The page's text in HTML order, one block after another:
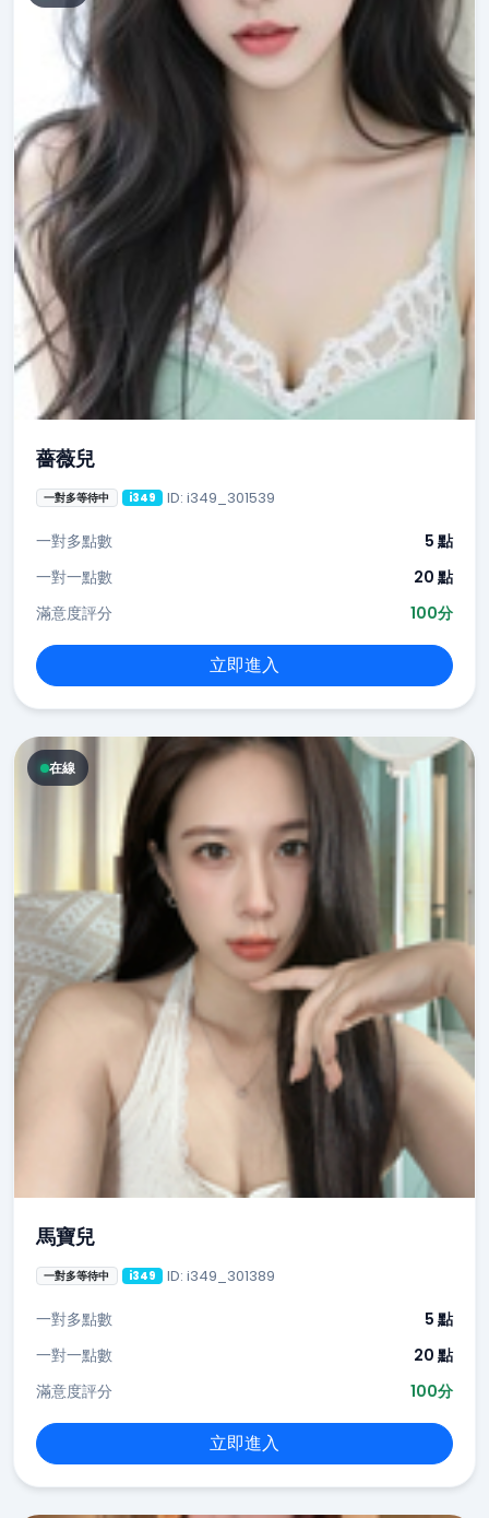
薔薇兒
一對多等待中 i349 ID: i349_301539
一對多點數
5 點
一對一點數
20 點
滿意度評分
100分
立即進入
在線
馬寶兒
一對多等待中 i349 ID: i349_301389
一對多點數
5 點
一對一點數
20 點
滿意度評分
100分
立即進入